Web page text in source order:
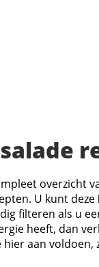
overzicht
U kunt deze
filteren als u
heeft, dan
hier aan